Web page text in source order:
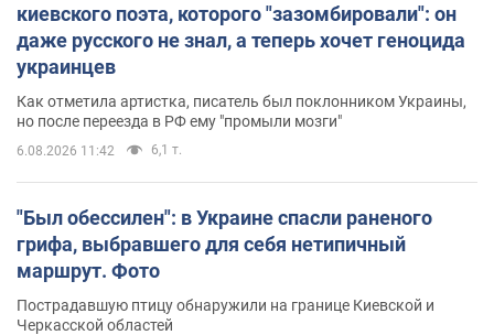
киевского поэта, которого "зазомбировали": он
даже русского не знал, а теперь хочет геноцида
украинцев
Как отметила артистка, писатель был поклонником Украины,
но после переезда в РФ ему "промыли мозги"
6.08.2026 11:42 6,1 т.
"Был обессилен": в Украине спасли раненого
грифа, выбравшего для себя нетипичный
маршрут. Фото
Пострадавшую птицу обнаружили на границе Киевской и
Черкасской областей